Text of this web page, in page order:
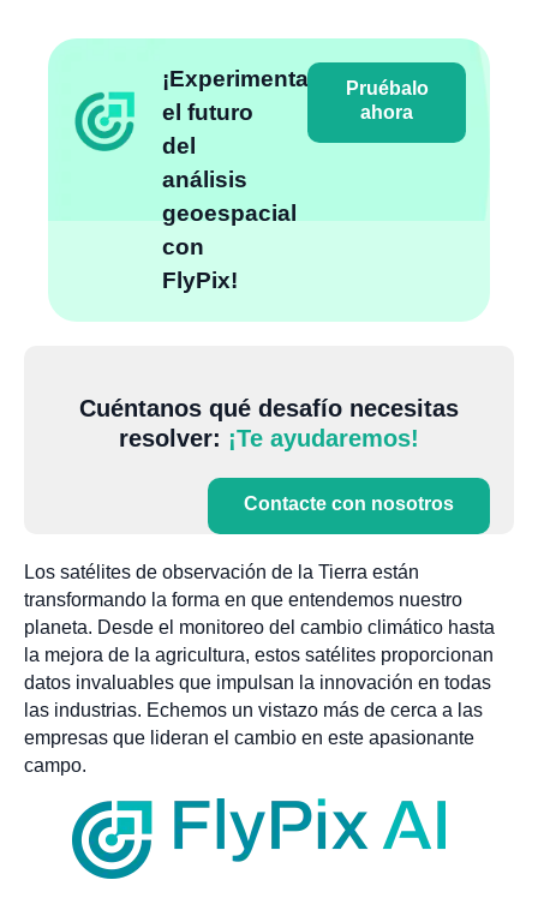
¡Experimenta
el futuro
del
análisis
geoespacial
con
FlyPix!
Pruébalo
ahora
Cuéntanos qué desafío necesitas
resolver: ¡Te ayudaremos!
Contacte con nosotros
Los satélites de observación de la Tierra están
transformando la forma en que entendemos nuestro
planeta. Desde el monitoreo del cambio climático hasta
la mejora de la agricultura, estos satélites proporcionan
datos invaluables que impulsan la innovación en todas
las industrias. Echemos un vistazo más de cerca a las
empresas que lideran el cambio en este apasionante
campo.